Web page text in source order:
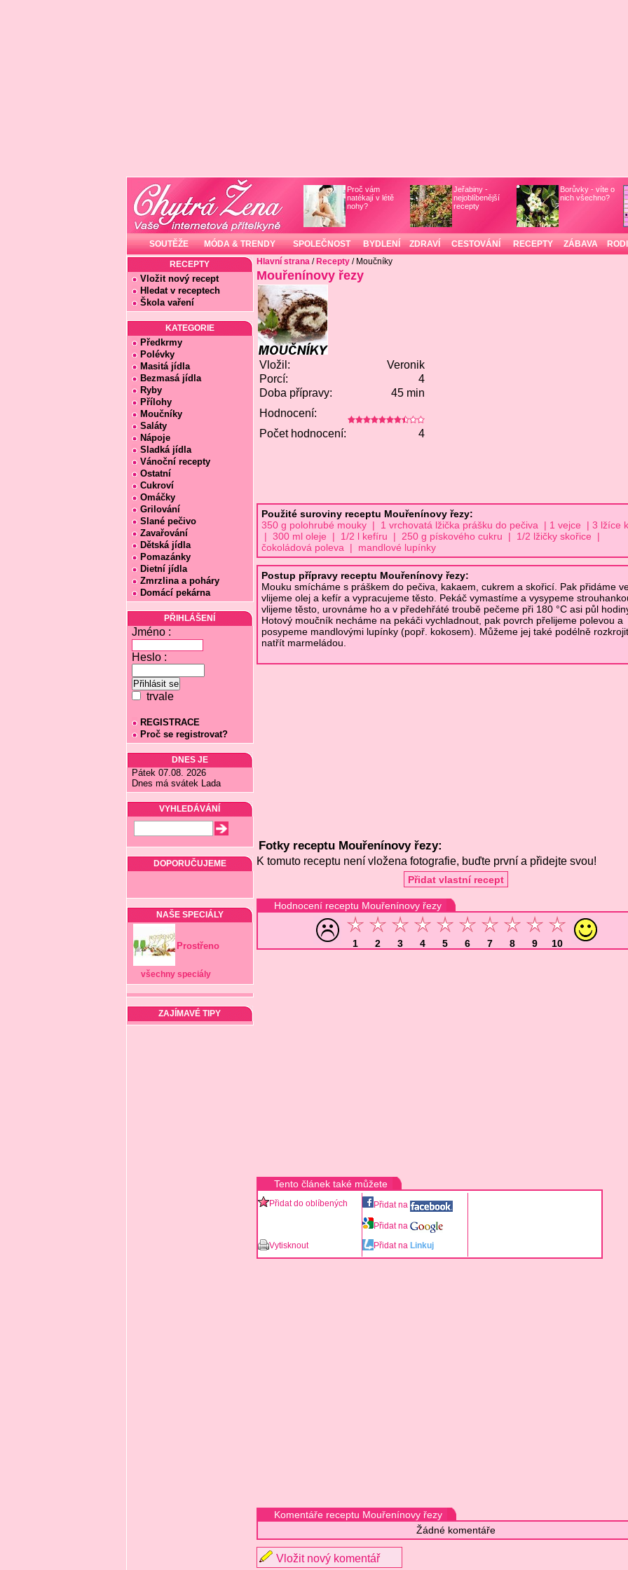
Proč vám
natékají v létě
nohy?
Jeřabiny -
nejoblíbenější
recepty
Borůvky - víte o
nich všechno?
SOUTĚŽE MÓDA & TRENDY SPOLEČNOST BYDLENÍ ZDRAVÍ CESTOVÁNÍ RECEPTY ZÁBAVA
RECEPTY
Vložit nový recept
Hledat v receptech
Škola vaření
KATEGORIE
Předkrmy
Polévky
Masitá jídla
Bezmasá jídla
Ryby
Přílohy
Moučníky
Saláty
Nápoje
Sladká jídla
Vánoční recepty
Ostatní
Cukroví
Omáčky
Grilování
Slané pečivo
Zavařování
Dětská jídla
Pomazánky
Dietní jídla
Zmrzlina a poháry
Domácí pekárna
PŘIHLÁŠENÍ
Jméno :
Heslo :
trvale
REGISTRACE
Proč se registrovat?
DNES JE
Pátek 07.08. 2026
Dnes má svátek Lada
VYHLEDÁVÁNÍ
DOPORUČUJEME
NAŠE SPECIÁLY
Prostřeno
všechny speciály
ZAJÍMAVÉ TIPY
Hlavní strana/ Recepty/ Moučníky
Mouřenínovy řezy
Vložil:
Veronik
Porcí:
4
Doba přípravy:
45 min
Hodnocení:
Počet hodnocení:
4
Použité suroviny receptu Mouřenínovy řezy:
350 g polohrubé mouky | 1 vrchovatá lžička prášku do pečiva | 1 vejce | 3 lžíce
| 300 ml oleje | 1/2 l kefíru | 250 g pískového cukru | 1/2 lžičky skořice |
čokoládová poleva | mandlové lupínky
Postup přípravy receptu Mouřenínovy řezy:
Mouku smícháme s práškem do pečiva, kakaem, cukrem a skořicí. Pak přidáme
vlijeme olej a kefír a vypracujeme těsto. Pekáč vymastíme a vysypeme
vlijeme těsto, urovnáme ho a v předehřáté troubě pečeme při 180 °C asi půl
Hotový moučník necháme na pekáči vychladnout, pak povrch přelijeme polevou a
posypeme mandlovými lupínky (popř. kokosem). Můžeme jej také podélně
natřít marmeládou.
Fotky receptu Mouřenínovy řezy:
K tomuto receptu není vložena fotografie, buďte první a přidejte svou!
Přidat vlastní recept
Hodnocení receptu Mouřenínovy řezy
1 2 3 4 5 6 7 8 9 10
Tento článek také můžete
Přidat do oblíbených Přidat na
Přidat na
Vytisknout
Přidat na Linkuj
Komentáře receptu Mouřenínovy řezy
Žádné komentáře
Vložit nový komentář